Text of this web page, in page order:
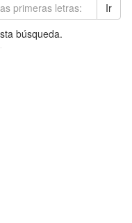
Ir
búsqueda.